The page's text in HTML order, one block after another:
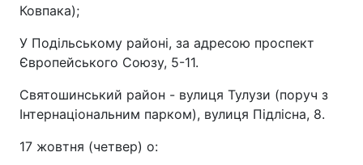
Ковпака);
У Подільському районі, за адресою проспект
Європейського Союзу, 5-11.
Святошинський район - вулиця Тулузи (поруч з
Інтернаціональним парком), вулиця Підлісна, 8.
17 жовтня (четвер) о: